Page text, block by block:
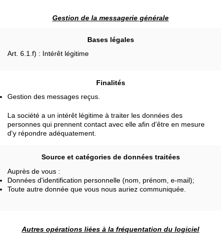
Gestion de la messagerie générale
Bases légales
Art. 6.1.f) : Intérêt légitime
Finalités
Gestion des messages reçus.
La société a un intérêt légitime à traiter les données des
personnes qui prennent contact avec elle afin d'être en mesure
d'y répondre adéquatement.
Source et catégories de données traitées
Auprès de vous :
Données d'identification personnelle (nom, prénom, e-mail);
Toute autre donnée que vous nous auriez communiquée.
Autres opérations liées à la fréquentation du logiciel